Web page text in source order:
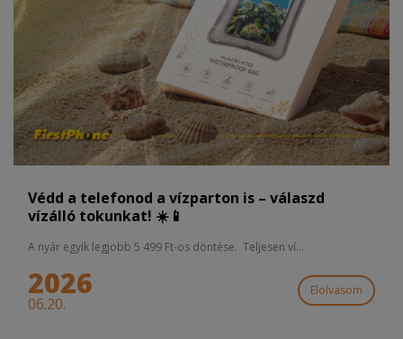
Védd a telefonod a vízparton is – válaszd
vízálló tokunkat! ☀️📱
A nyár egyik legjobb 5 499 Ft-os döntése. Teljesen ví...
2026
06.20.
Elolvasom